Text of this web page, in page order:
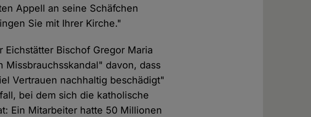
Appell an seine Schäfchen
Sie mit Ihrer Kirche."
Bischof Gregor Maria
davon, dass
Vertrauen nachhaltig beschädigt"
bei dem sich die katholische
Ein Mitarbeiter hatte 50 Millionen